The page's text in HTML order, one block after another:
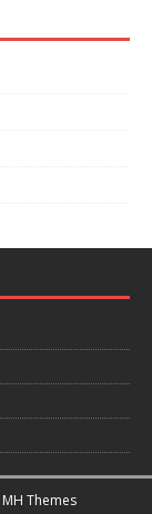
MH Themes